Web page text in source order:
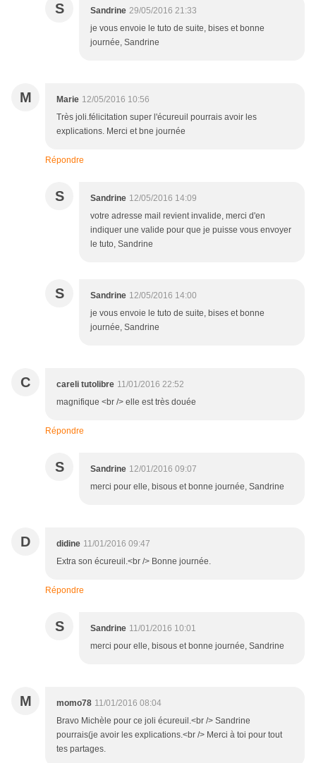
S Sandrine 29/05/2016 21:33
je vous envoie le tuto de suite, bises et bonne
journée, Sandrine
M Marie 12/05/2016 10:56
Très joli.félicitation super l'écureuil pourrais avoir les
explications. Merci et bne journée
Répondre
S Sandrine 12/05/2016 14:09
votre adresse mail revient invalide, merci d'en
indiquer une valide pour que je puisse vous envoyer
le tuto, Sandrine
S Sandrine 12/05/2016 14:00
je vous envoie le tuto de suite, bises et bonne
journée, Sandrine
C careli tutolibre 11/01/2016 22:52
magnifique <br /> elle est très douée
Répondre
S Sandrine 12/01/2016 09:07
merci pour elle, bisous et bonne journée, Sandrine
D didine 11/01/2016 09:47
Extra son écureuil.<br /> Bonne journée.
Répondre
S Sandrine 11/01/2016 10:01
merci pour elle, bisous et bonne journée, Sandrine
M momo78 11/01/2016 08:04
Bravo Michèle pour ce joli écureuil.<br /> Sandrine
pourrais(je avoir les explications.<br /> Merci à toi pour tout
tes partages.